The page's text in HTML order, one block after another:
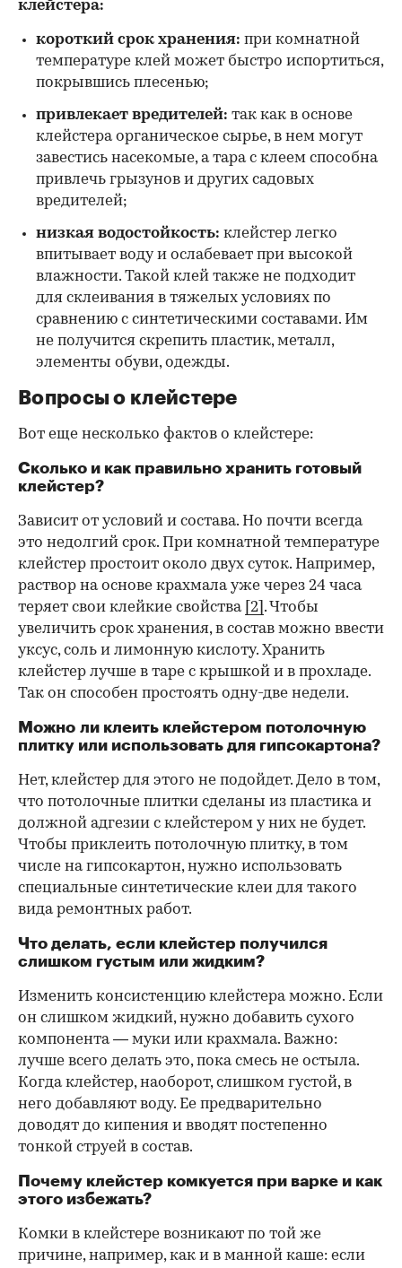
клейстера:
короткий срок хранения: при комнатной
температуре клей может быстро испортиться,
покрывшись плесенью;
привлекает вредителей: так как в основе
клейстера органическое сырье, в нем могут
завестись насекомые, а тара с клеем способна
привлечь грызунов и других садовых
вредителей;
низкая водостойкость: клейстер легко
впитывает воду и ослабевает при высокой
влажности. Такой клей также не подходит
для склеивания в тяжелых условиях по
сравнению с синтетическими составами. Им
не получится скрепить пластик, металл,
элементы обуви, одежды.
Вопросы о клейстере
Вот еще несколько фактов о клейстере:
Сколько и как правильно хранить готовый
клейстер?
Зависит от условий и состава. Но почти всегда
это недолгий срок. При комнатной температуре
клейстер простоит около двух суток. Например,
раствор на основе крахмала уже через 24 часа
теряет свои клейкие свойства [2] . Чтобы
увеличить срок хранения, в состав можно ввести
уксус, соль и лимонную кислоту. Хранить
клейстер лучше в таре с крышкой и в прохладе.
Так он способен простоять одну-две недели.
Можно ли клеить клейстером потолочную
плитку или использовать для гипсокартона?
Нет, клейстер для этого не подойдет. Дело в том,
что потолочные плитки сделаны из пластика и
должной адгезии с клейстером у них не будет.
Чтобы приклеить потолочную плитку, в том
числе на гипсокартон, нужно использовать
специальные синтетические клеи для такого
вида ремонтных работ.
Что делать, если клейстер получился
слишком густым или жидким?
Изменить консистенцию клейстера можно. Если
он слишком жидкий, нужно добавить сухого
компонента — муки или крахмала. Важно:
лучше всего делать это, пока смесь не остыла.
Когда клейстер, наоборот, слишком густой, в
него добавляют воду. Ее предварительно
доводят до кипения и вводят постепенно
тонкой струей в состав.
Почему клейстер комкуется при варке и как
этого избежать?
Комки в клейстере возникают по той же
причине, например, как и в манной каше: если